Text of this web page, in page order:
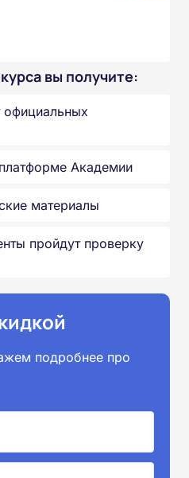
вы получите:
Академии
материалы
пройдут проверку
подробнее про